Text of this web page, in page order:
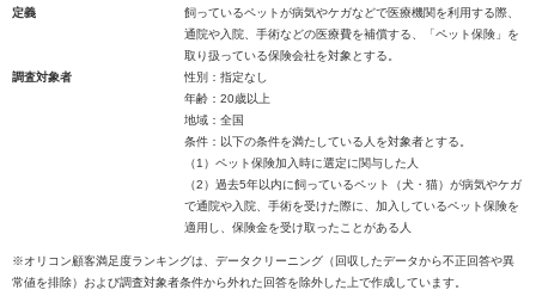
定義
飼っているペットが病気やケガなどで医療機関を利用する際、
通院や入院、手術などの医療費を補償する、「ペット保険」を
取り扱っている保険会社を対象とする。
調査対象者
性別：指定なし
年齢：20歳以上
地域：全国
条件：以下の条件を満たしている人を対象者とする。
（1）ペット保険加入時に選定に関与した人
（2）過去5年以内に飼っているペット（犬・猫）が病気やケガ
で通院や入院、手術を受けた際に、加入しているペット保険を
適用し、保険金を受け取ったことがある人
※オリコン顧客満足度ランキングは、データクリーニング（回収したデータから不正回答や異
常値を排除）および調査対象者条件から外れた回答を除外した上で作成しています。